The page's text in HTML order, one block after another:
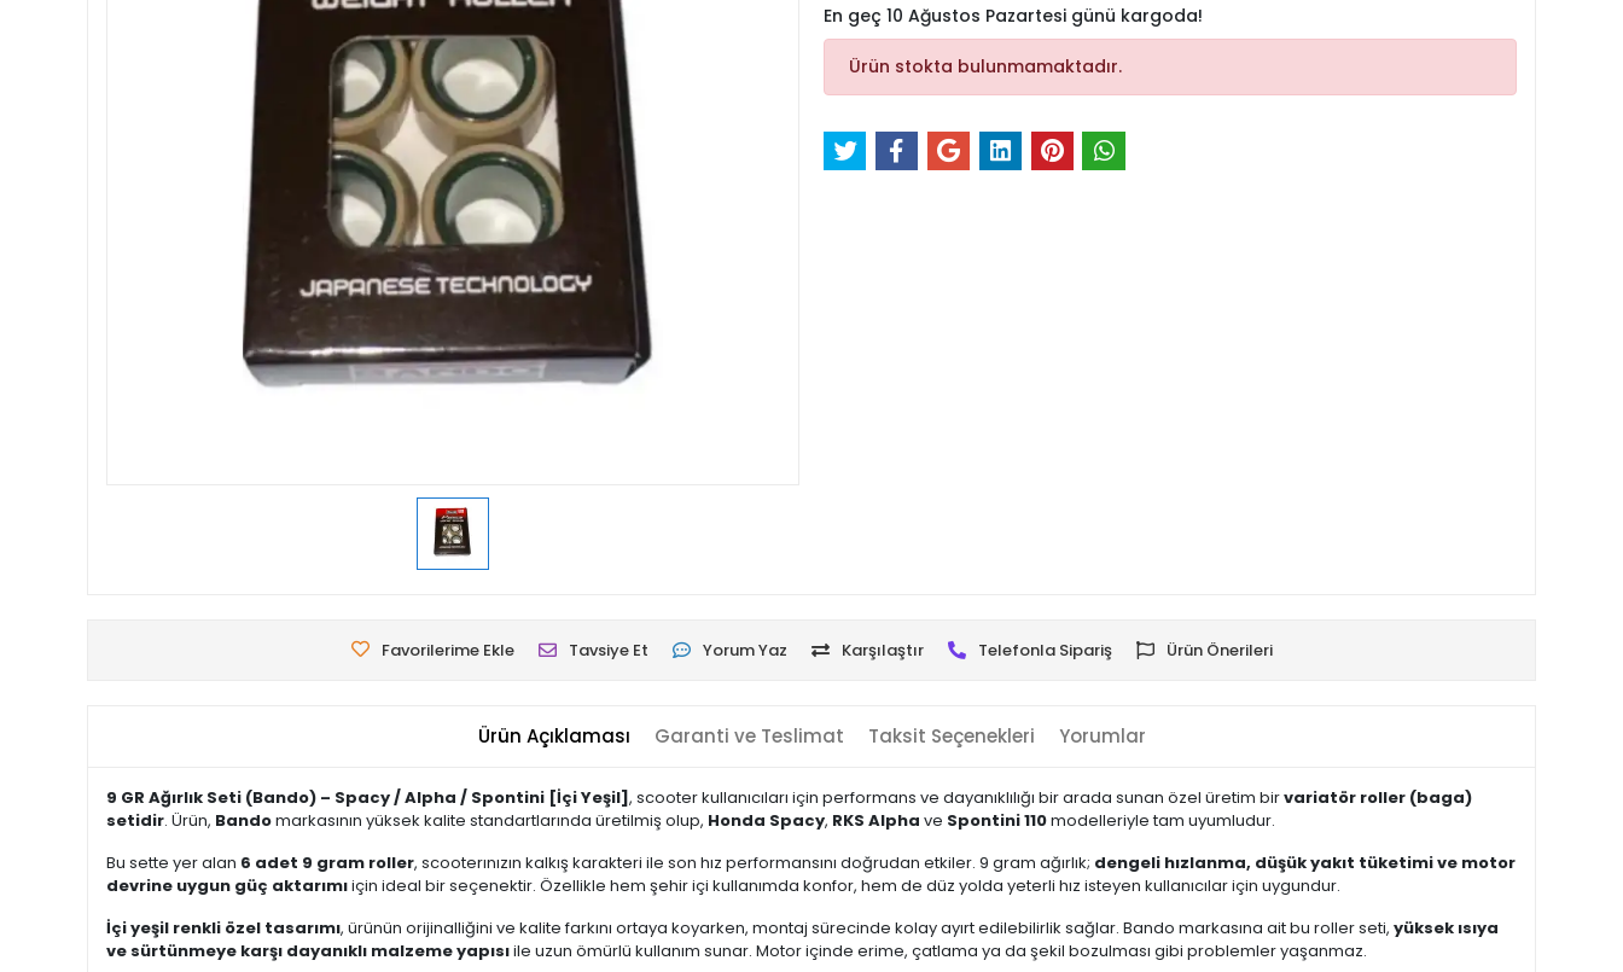
En geç 10 Ağustos Pazartesi günü kargoda!
Ürün stokta bulunmamaktadır.
Favorilerime Ekle Tavsiye Et Yorum Yaz Karşılaştır Telefonla Sipariş Ürün Önerileri
Ürün Açıklaması Garanti ve Teslimat Taksit Seçenekleri Yorumlar
9 GR Ağırlık Seti (Bando) – Spacy / Alpha / Spontini [İçi Yeşil], scooter kullanıcıları için performans ve dayanıklılığı bir arada sunan özel üretim birvariatör roller (baga)
setidir. Ürün, Bandomarkasının yüksek kalite standartlarında üretilmiş olup, Honda Spacy, RKS Alpha ve Spontini 110modelleriyle tam uyumludur.
Bu sette yer alan 6 adet 9 gram roller, scooterınızın kalkış karakteri ile son hız performansını doğrudan etkiler. 9 gram ağırlık; dengeli hızlanma, düşük yakıt tüketimi ve motor
devrine uygun güç aktarımıiçin ideal bir seçenektir. Özellikle hem şehir içi kullanımda konfor, hem de düz yolda yeterli hız isteyen kullanıcılar için uygundur.
İçi yeşil renkli özel tasarımı, ürünün orijinalliğini ve kalite farkını ortaya koyarken, montaj sürecinde kolay ayırt edilebilirlik sağlar. Bando markasına ait bu roller seti, yüksek ısıya
ve sürtünmeye karşı dayanıklı malzeme yapısıile uzun ömürlü kullanım sunar. Motor içinde erime, çatlama ya da şekil bozulması gibi problemler yaşanmaz.